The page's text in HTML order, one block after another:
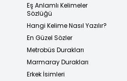
Eş Anlamlı Kelimeler
Sözlüğü
Hangi Kelime Nasıl Yazılır?
En Güzel Sözler
Metrobüs Durakları
Marmaray Durakları
Erkek İsimleri